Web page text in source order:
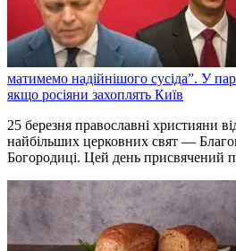
матимемо надійнішого сусіда”. У
якщо росіяни захоплять Київ
25 березня православні християни
найбільших церковних свят —
Богородиці. Цей день присвячений